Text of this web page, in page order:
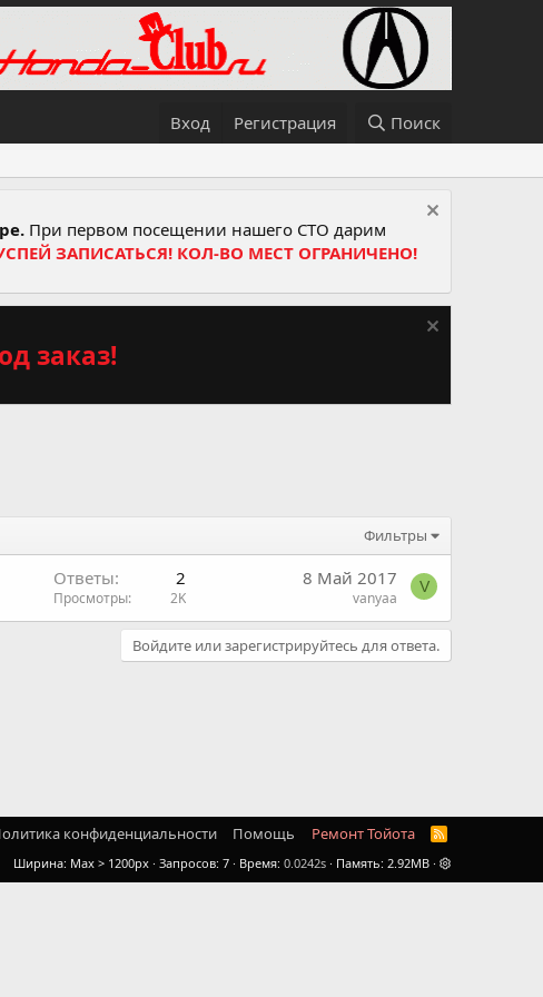
Вход Регистрация Поиск
При первом посещении нашего СТО дарим
ЗАПИСАТЬСЯ! КОЛ-ВО МЕСТ ОГРАНИЧЕНО!
заказ!
Фильтры
Ответы 2
Просмотры 2K
8 Май 2017
vanyaa
V
Войдите или зарегистрируйтесь для ответа.
конфиденциальности Помощь Ремонт Тойота
R
S
Ширина Запросов 7 Время 0.0242s Память 2.92MB